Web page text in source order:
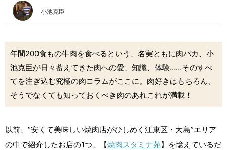
編集部
小池克臣
年間200食もの牛肉を食べるという、名実ともに肉バカ、小
池克臣が日々蓄えてきた肉への愛、知識、体験……そのすべ
てを注ぎ込む究極の肉コラムがここに。肉好きはもちろん、
そうでなくても知っておくべき肉のあれこれが満載！
以前、“安くて美味しい焼肉店がひしめく江東区・大島”エリア
の中で紹介したお店の1つ、【焼肉スタミナ苑】を憶えているだ